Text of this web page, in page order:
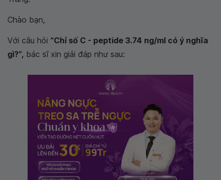
Chào bạn,
Với câu hỏi “Chỉ số C - peptide 3.74 ng/ml có ý nghĩa
gì?”, bác sĩ xin giải đáp như sau: